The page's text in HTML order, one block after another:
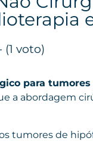
(1 voto)
para
a abordagem
tumores de